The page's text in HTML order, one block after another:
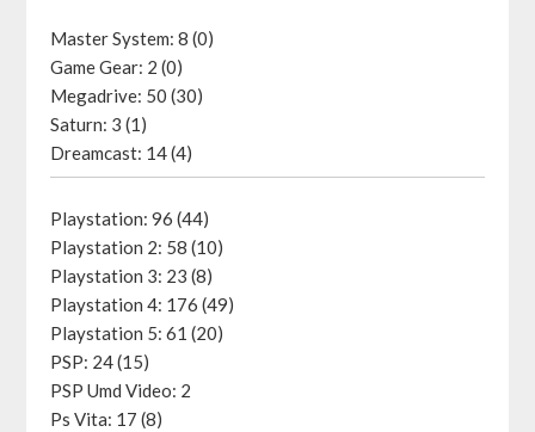
Master System: 8 (0)
Game Gear: 2 (0)
Megadrive: 50 (30)
Saturn: 3 (1)
Dreamcast: 14 (4)
Playstation: 96 (44)
Playstation 2: 58 (10)
Playstation 3: 23 (8)
Playstation 4: 176 (49)
Playstation 5: 61 (20)
PSP: 24 (15)
PSP Umd Video: 2
Ps Vita: 17 (8)